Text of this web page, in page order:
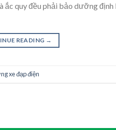
ắc quy đều phải bảo dưỡng
READING →
xe đạp điện